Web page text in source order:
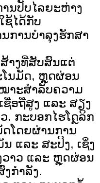
ນປັບໄລຍະຫ່າງ
ຊ້ໄດ້ກັບ
ການບຳລຸງຮັກສາ
າງທີ່ສັບສົນແຕ່
ໂນມັດ, ຫຼຸດຜ່ອນ
າະສຳລັບຄວາມ
ອຖືສູງ ແລະ ສຽງ
. ກະບອກໄຮໂດຼລິກ
ໂດຍຜ່ານການ
ແລະ ສະປິງ, ເຊິ່ງ
ວາວ ແລະ ຫຼຸດຜ່ອນ
ກຳລັງ.